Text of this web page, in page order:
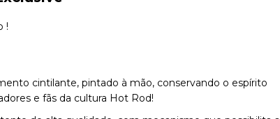
!
cintilante, pintado à mão, conservando o espírito
e fãs da cultura Hot Rod!